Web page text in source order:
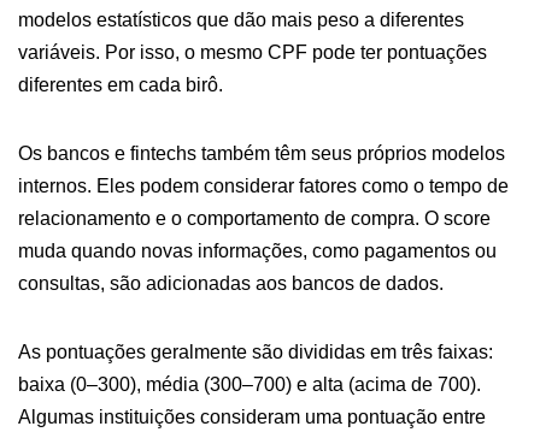
modelos estatísticos que dão mais peso a diferentes
variáveis. Por isso, o mesmo CPF pode ter pontuações
diferentes em cada birô.
Os bancos e fintechs também têm seus próprios modelos
internos. Eles podem considerar fatores como o tempo de
relacionamento e o comportamento de compra. O score
muda quando novas informações, como pagamentos ou
consultas, são adicionadas aos bancos de dados.
As pontuações geralmente são divididas em três faixas:
baixa (0–300), média (300–700) e alta (acima de 700).
Algumas instituições consideram uma pontuação entre